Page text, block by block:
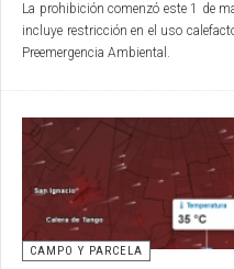
La prohibición comenzó este 1 de
incluye restricción en el uso
Preemergencia Ambiental.
CAMPO Y PARCELA